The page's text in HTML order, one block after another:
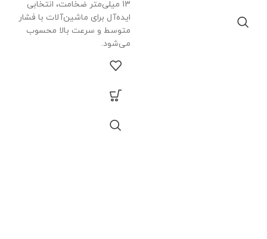
13 میلی‌متر ضخامت، انتخابی
ایده‌آل برای ماشین‌آلات با فشار
متوسط و سرعت بالا محسوب
می‌شود.